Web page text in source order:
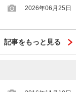
2026年06月25日
記事をもっと見る